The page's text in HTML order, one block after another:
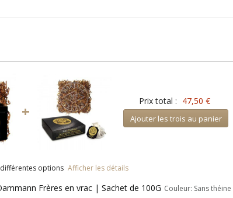
+
Prix total : 47,50 €
Ajouter les trois au panier
options Afficher les détails
Frères en vrac | Sachet de 100G Couleur: Sans théine